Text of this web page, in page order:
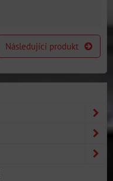
Následující produkt